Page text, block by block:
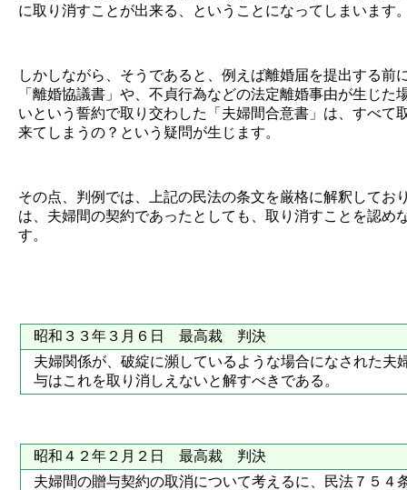
に取り消すことが出来る、ということになってしまいます
しかしながら、そうであると、例えば離婚届を提出する前
「離婚協議書」や、不貞行為などの法定離婚事由が生じた
いという誓約で取り交わした「夫婦間合意書」は、すべて
来てしまうの？という疑問が生じます。
その点、判例では、上記の民法の条文を厳格に解釈してお
は、夫婦間の契約であったとしても、取り消すことを認め
す。
昭和３３年３月６日 最高裁 判決
夫婦関係が、破綻に瀕しているような場合になされた夫
与はこれを取り消しえないと解すべきである。
昭和４２年２月２日 最高裁 判決
夫婦間の贈与契約の取消について考えるに、民法７５４